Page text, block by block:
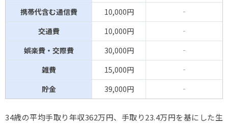
携帯代含む通信費
10,000円
‐
交通費
10,000円
‐
娯楽費・交際費
30,000円
‐
雑費
15,000円
‐
貯金
39,000円 ‐
34歳の平均手取り年収362万円、手取り23.4万円を基にした生